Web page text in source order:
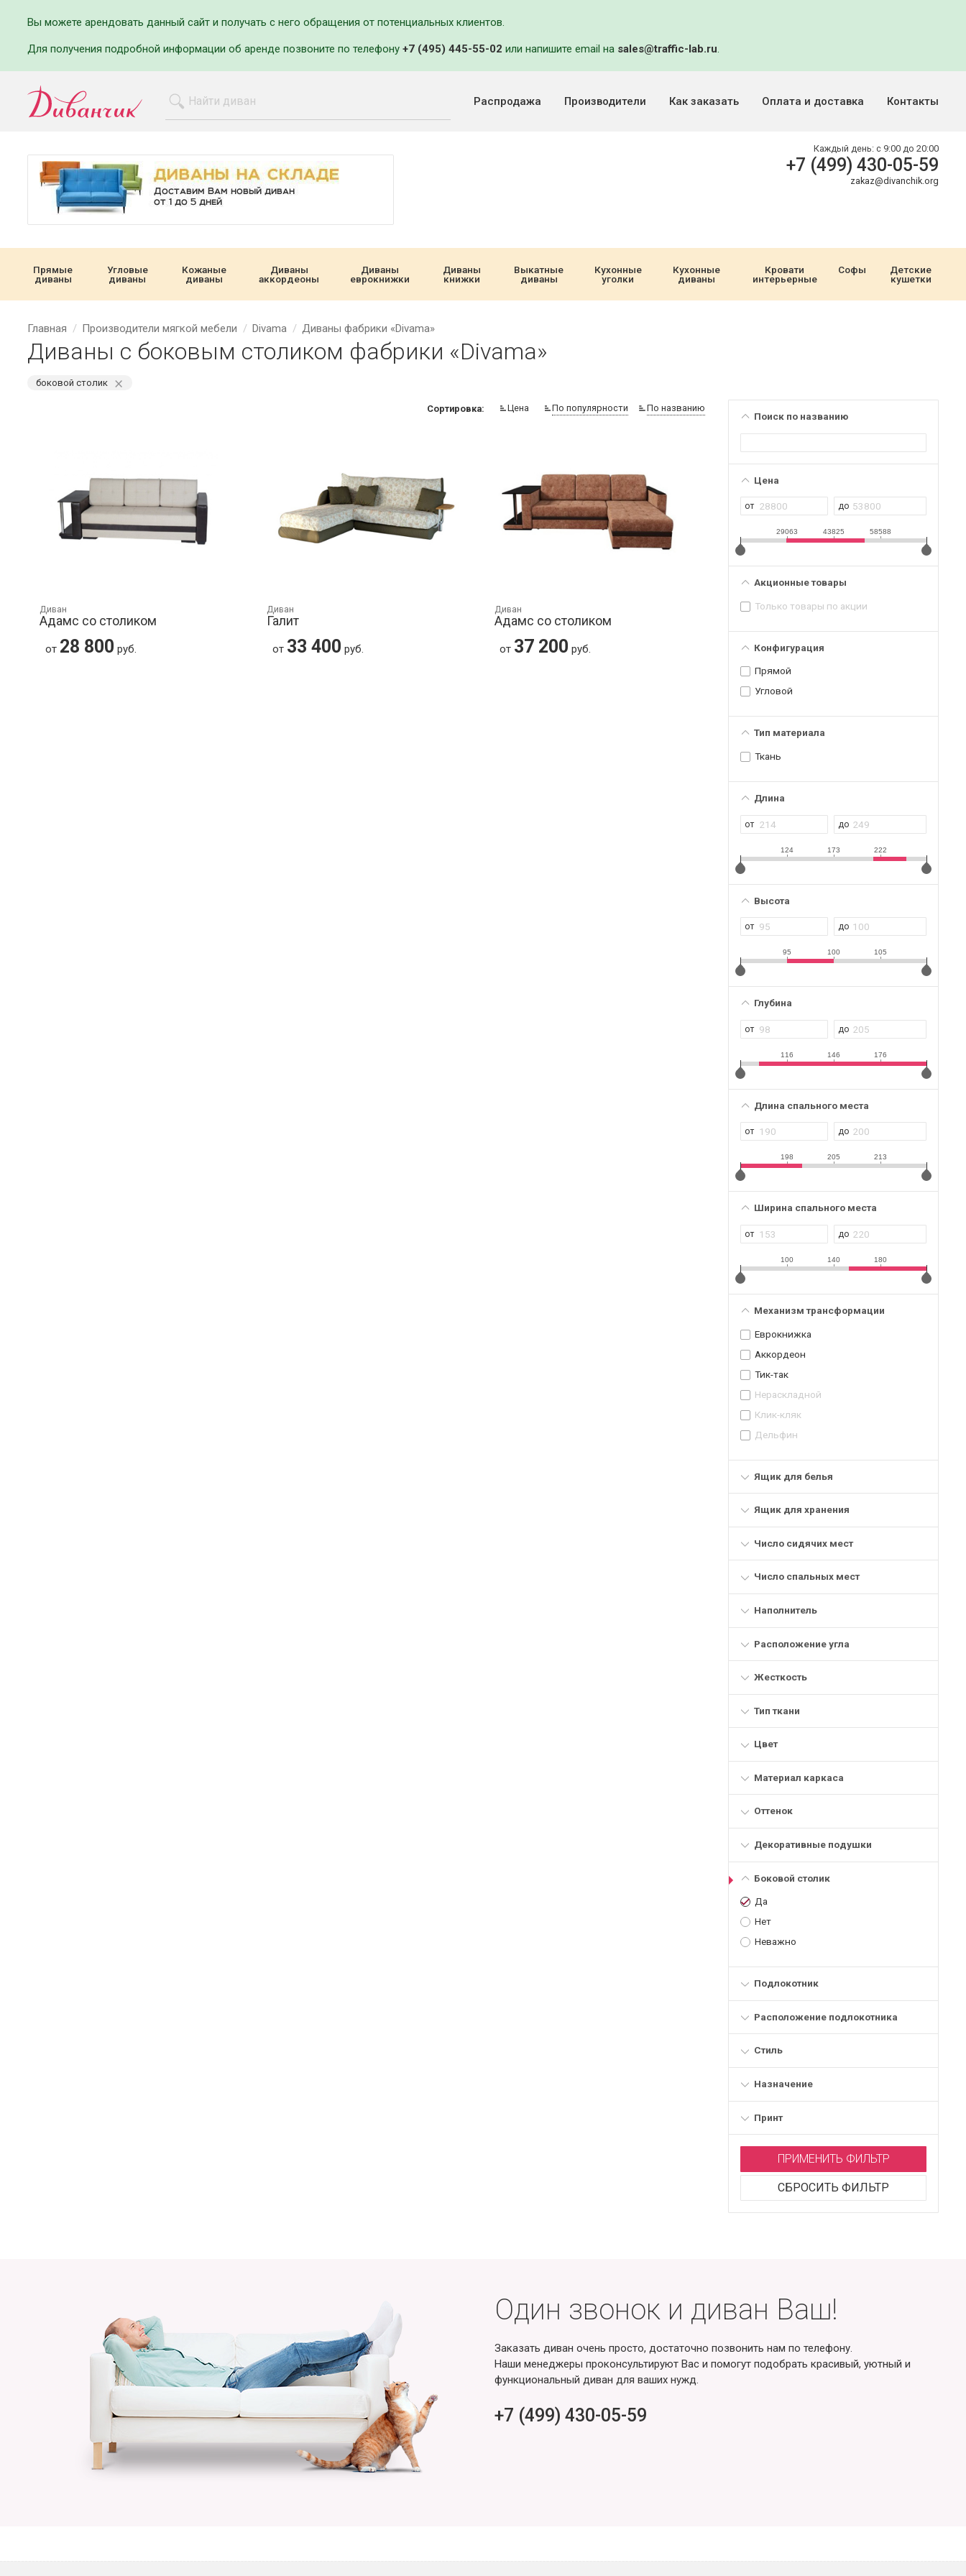
Вы можете арендовать данный сайт и получать с него обращения от потенциальных клиентов.
Для получения подробной информации об аренде позвоните по телефону +7 (495) 445-55-02 или напишите email на sales@traffic-lab.ru.
Распродажа Производители Как заказать Оплата и доставка Контакты
Каждый день: с 9:00 до 20:00
+7 (499) 430-05-59
zakaz@divanchik.org
Прямые
диваны
Угловые
диваны
Кожаные
диваны
Диваны
аккордеоны
Диваны
еврокнижки
Диваны
книжки
Выкатные
диваны
Кухонные
уголки
Кухонные
диваны
Кровати
интерьерные
Софы
Детские
кушетки
Главная Производители мягкой мебели Divama Диваны фабрики «Divama»
Диваны с боковым столиком фабрики «Divama»
Поиск по названию
Цена
29063 43825 58588
Акционные товары
Только товары по акции
Конфигурация
Прямой
Угловой
Тип материала
Ткань
Длина
124 173 222
Высота
95 100 105
Глубина
116 146 176
Длина спального места
198 205 213
Ширина спального места
100 140 180
Механизм трансформации
Еврокнижка
Аккордеон
Тик-так
Нераскладной
Клик-кляк
Дельфин
Ящик для белья
Ящик для хранения
Число сидячих мест
Число спальных мест
Наполнитель
Расположение угла
Жесткость
Тип ткани
Цвет
Материал каркаса
Оттенок
Декоративные подушки
Боковой столик
Да
Нет
Неважно
Подлокотник
Расположение подлокотника
Стиль
Назначение
Принт
ПРИМЕНИТЬ ФИЛЬТР
СБРОСИТЬ ФИЛЬТР
боковой столик ⨯
Сортировка: Цена По популярности По названию
Диван
Адамс со столиком
от 28 800 руб.
Диван
Галит
от 33 400 руб.
Диван
Адамс со столиком
от 37 200 руб.
Один звонок и диван Ваш!
Заказать диван очень просто, достаточно позвонить нам по телефону.
Наши менеджеры проконсультируют Вас и помогут подобрать красивый, уютный и
функциональный диван для ваших нужд.
+7 (499) 430-05-59